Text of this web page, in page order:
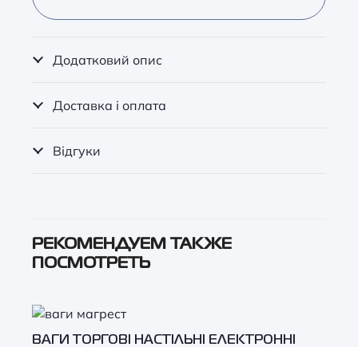
Додатковий опис
Доставка і оплата
Відгуки
РЕКОМЕНДУЕМ ТАКЖЕ
ПОСМОТРЕТЬ
ВАГИ ТОРГОВІ НАСТІЛЬНІ ЕЛЕКТРОННІ